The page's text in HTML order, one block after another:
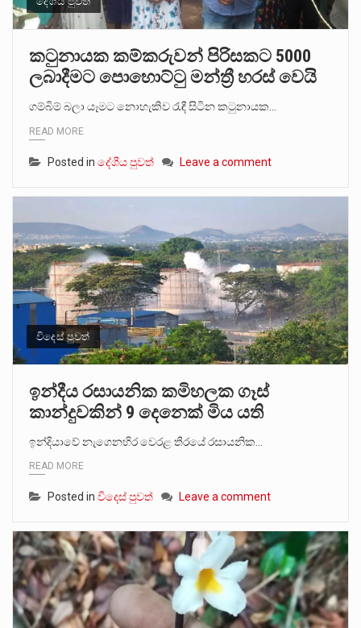
කටුනායක කම්කරුවන් පිරිසකට 5000
ලබාදීමට පොහොට්ටු මන්ත්‍රී හරස් වෙයි
ගම්බිම් බලා යෑමට නොහැකිව රැඳී සිටින කටුනායක…
READ MORE
Posted in දේශීය පුවත් Leave a comment
විදෙස් පුවත්
ඉන්දීය රසායනික කමිහලක ගෑස්
කාන්දුවකින් 9 දෙනෙක් මිය යති
ඉන්දියාවේ නැගෙනහිර වෙරළ තීරයේ රසායනික…
READ MORE
Posted in විදෙස් පුවත් Leave a comment